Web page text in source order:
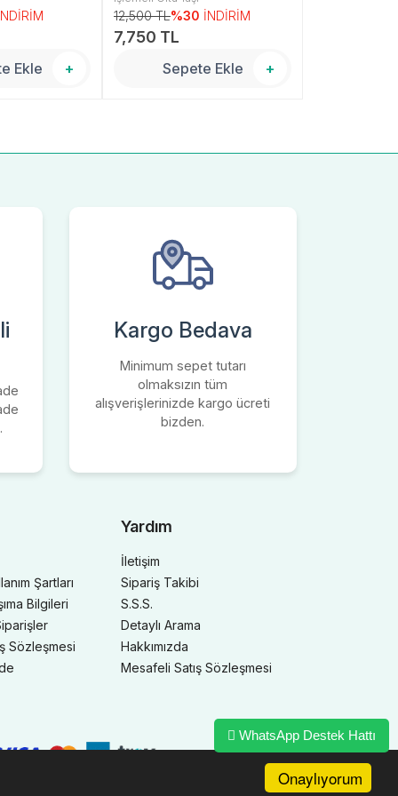
Onaylıyorum
Ekle +
TP001571
12,500 TL%30 İNDİRİM
7,750 TL
Sepete Ekle +
Kargo Bedava
Minimum sepet tutarı
olmaksızın tüm
alışverişlerinizde kargo ücreti
bizden.
Şartları
Bilgileri
Sözleşmesi
Yardım
İletişim
Sipariş Takibi
S.S.S.
Detaylı Arama
Hakkımızda
Mesafeli Satış Sözleşmesi
WhatsApp Destek Hattı